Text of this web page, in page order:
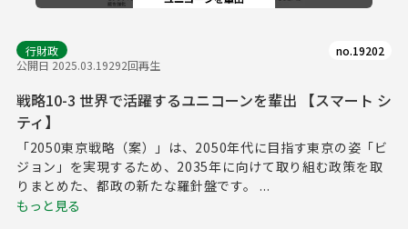
行財政
公開日 2025.03.19292回再生
no.19202
戦略10-3 世界で活躍するユニコーンを輩出 【スマート シ
ティ】
「2050東京戦略（案）」は、2050年代に目指す東京の姿「ビ
ジョン」を実現するため、2035年に向けて取り組む政策を取
りまとめた、都政の新たな羅針盤です。 ...
もっと見る